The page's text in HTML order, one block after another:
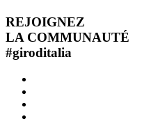
REJOIGNEZ
LA COMMUNAUTÉ
#giroditalia